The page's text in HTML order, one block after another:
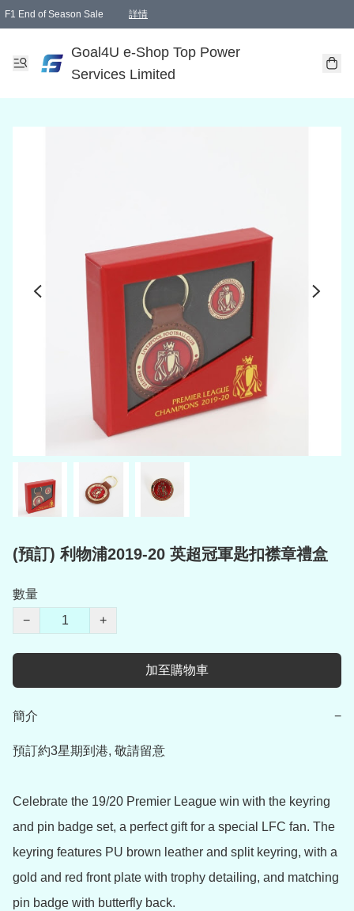
F1 End of Season Sale 詳情
Goal4U e-Shop Top Power
Services Limited
(預訂) 利物浦2019-20 英超冠軍匙扣襟章禮盒
數量
−
+
加至購物車
簡介 −
預訂約3星期到港, 敬請留意
Celebrate the 19/20 Premier League win with the keyring
and pin badge set, a perfect gift for a special LFC fan. The
keyring features PU brown leather and split keyring, with a
gold and red front plate with trophy detailing, and matching
pin badge with butterfly back.